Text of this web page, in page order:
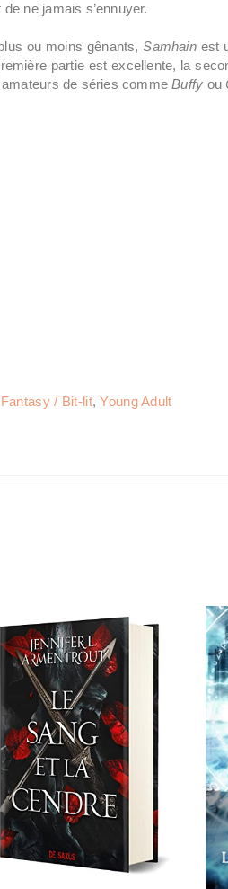
ne jamais s’ennuyer.
ou moins gênants,Samhain est
partie est excellente, la
de séries comme Buffy ou
/ Bit-lit,Young Adult